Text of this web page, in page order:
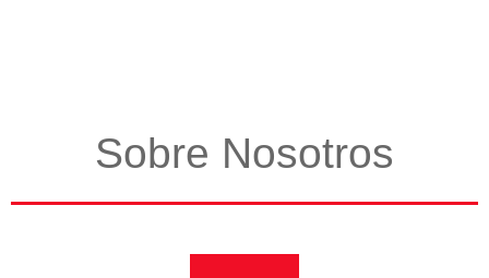
Sobre Nosotros